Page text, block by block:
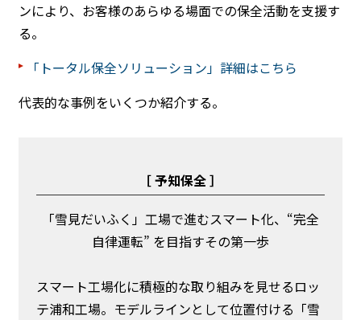
ンにより、お客様のあらゆる場面での保全活動を支援す
る。
「トータル保全ソリューション」詳細はこちら
代表的な事例をいくつか紹介する。
［ 予知保全 ］
「雪見だいふく」工場で進むスマート化、“完全
自律運転” を目指すその第一歩
スマート工場化に積極的な取り組みを見せるロッ
テ浦和工場。モデルラインとして位置付ける「雪